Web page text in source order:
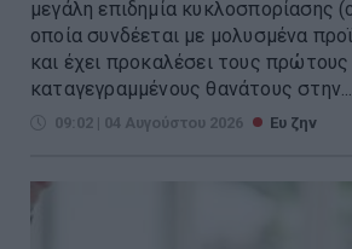
μεγάλη επιδημία κυκλοσπορίασης
οποία συνδέεται με μολυσμένα
και έχει προκαλέσει τους
καταγεγραμμένους θανάτους στην...
09:02 | 04 Αυγούστου 2026 Ευ ζην